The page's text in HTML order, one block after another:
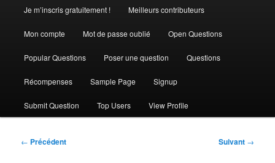
Je m’inscris gratuitement ! Meilleurs contributeurs
Mon compte Mot de passe oublié Open Questions
Popular Questions Poser une question Questions
Récompenses Sample Page Signup
Submit Question Top Users View Profile
Navigation
← Précédent Suivant →